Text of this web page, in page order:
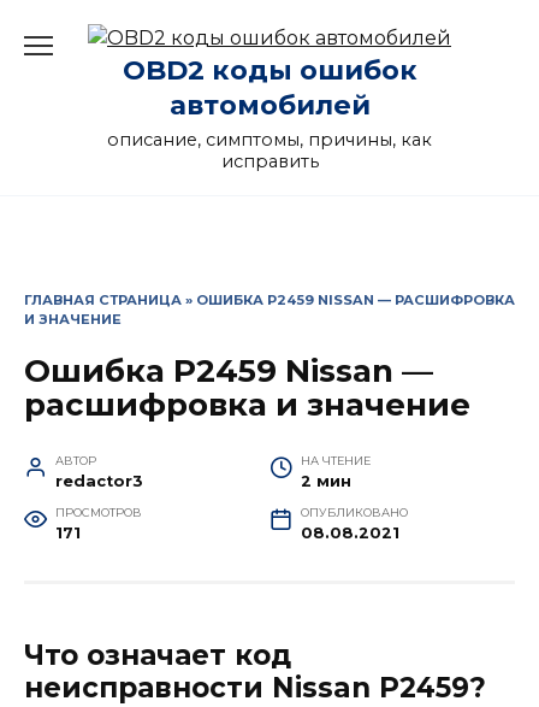
содержаниюOBD2 коды ошибок
автомобилей
описание, симптомы, причины, как
исправить
ГЛАВНАЯ СТРАНИЦА » ОШИБКА P2459 NISSAN — РАСШИФРОВКА
И ЗНАЧЕНИЕ
Ошибка P2459 Nissan —
расшифровка и значение
АВТОР
redactor3
НА ЧТЕНИЕ
2 мин
ПРОСМОТРОВ
171
ОПУБЛИКОВАНО
08.08.2021
Что означает код
неисправности Nissan P2459?